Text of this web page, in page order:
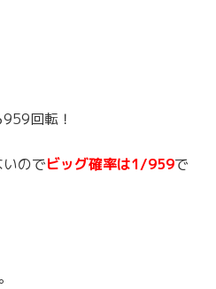
回転！
のでビッグ確率は1/959で